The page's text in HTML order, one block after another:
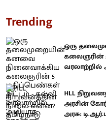
Trending
ஒரு
கலைஞரின்
வரலாற்றில்
HLL
அரசின்
அரசு: